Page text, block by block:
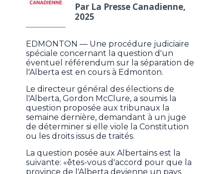
Par La Presse Canadienne,
2025
EDMONTON — Une procédure judiciaire
spéciale concernant la question d'un
éventuel référendum sur la séparation de
l'Alberta est en cours à Edmonton.
Le directeur général des élections de
l'Alberta, Gordon McClure, a soumis la
question proposée aux tribunaux la
semaine dernière, demandant à un juge
de déterminer si elle viole la Constitution
ou les droits issus de traités.
La question posée aux Albertains est la
suivante: «êtes-vous d'accord pour que la
province de l'Alberta devienne un pays